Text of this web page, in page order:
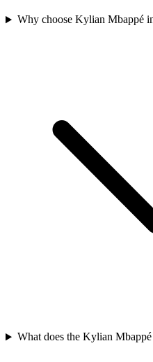
Why choose Kylian Mbappé
What does the Kylian